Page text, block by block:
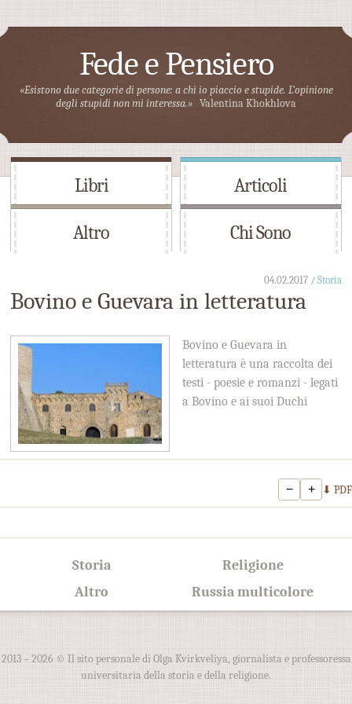
Fede e Pensiero
«Esistono due categorie di persone: a chi io piaccio e stupide. L’opinione
degli stupidi non mi interessa.» Valentina Khokhlova
Libri Articoli
Altro Chi Sono
04.02.2017 / Storia
Bovino e Guevara in letteratura
Bovino e Guevara in
letteratura è una raccolta dei
testi - poesie e romanzi - legati
a Bovino e ai suoi Duchi
− + ⬇ PDF
Storia
Religione
Altro
Russia multicolore
2013 – 2026 © Il sito personale di Olga Kvirkveliya, giornalista e professoressa
universitaria della storia e della religione.